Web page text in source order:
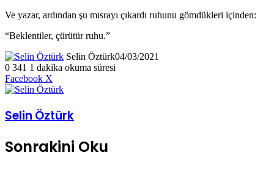
Ve yazar, ardından şu mısrayı çıkardı ruhunu gömdükleri içinden:
“Beklentiler, çürütür ruhu.”
Selin Öztürk04/03/2021
0 341 1 dakika okuma süresi
Facebook X
Posta
paylaş
Selin Öztürk
Sonrakini Oku